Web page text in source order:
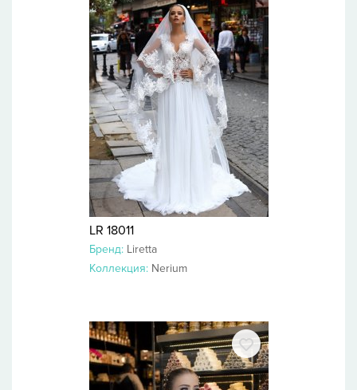
LR 18011
Бренд: Liretta
Коллекция: Nerium